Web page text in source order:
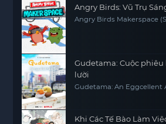
Angry Birds: Vũ Trụ
Angry Birds Makerspace
Gudetama: Cuộc
lười
Gudetama: An Eggcellent
Khi Các Tế Bào Làm